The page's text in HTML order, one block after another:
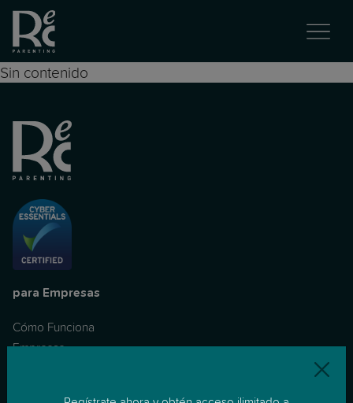
Sin contenido
para Empresas
Cómo Funciona
Empresas